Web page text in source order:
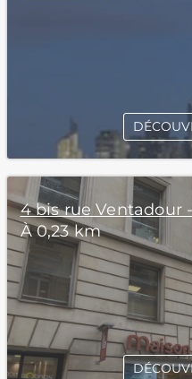
4 bis rue Ventadour
À 0,23 km